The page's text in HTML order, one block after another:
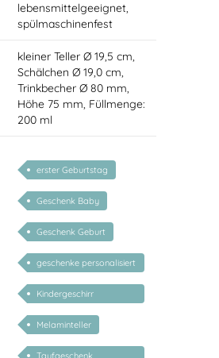
lebensmittelgeeignet,
spülmaschinenfest
kleiner Teller Ø 19,5 cm,
Schälchen Ø 19,0 cm,
Trinkbecher Ø 80 mm,
Höhe 75 mm, Füllmenge:
200 ml
erster Geburtstag
Geschenk Baby
Geschenk Geburt
geschenke personalisiert
kinder
Kindergeschirr
personalisiert
Melaminteller
Taufgeschenk